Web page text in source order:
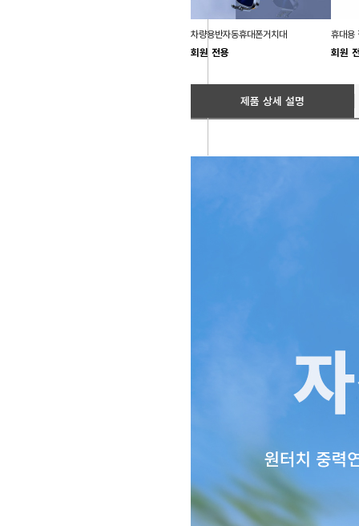
차량용반자동휴대폰거치대
회원 전용
휴대용
회원
제품 상세 설명